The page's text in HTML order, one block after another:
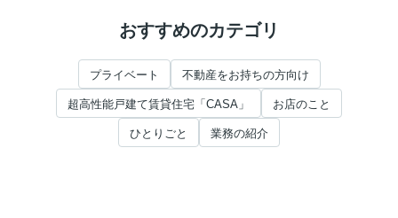
おすすめのカテゴリ
プライベート 不動産をお持ちの方向け
超高性能戸建て賃貸住宅「CASA」 お店のこと
ひとりごと 業務の紹介